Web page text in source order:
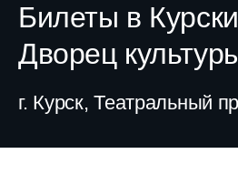
Билеты в
Дворец
г. Курск, Театральный